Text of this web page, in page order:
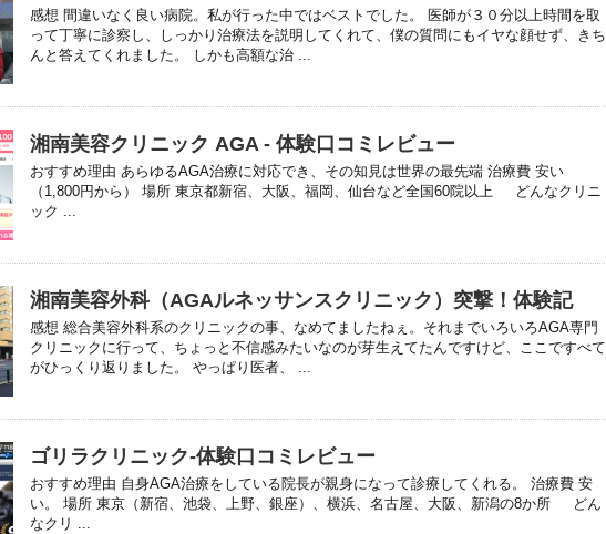
感想 間違いなく良い病院。私が行った中ではベストでした。 医師が３０分以上時間を取
って丁寧に診察し、しっかり治療法を説明してくれて、僕の質問にもイヤな顔せず、きち
んと答えてくれました。 しかも高額な治 ...
湘南美容クリニック AGA - 体験口コミレビュー
おすすめ理由 あらゆるAGA治療に対応でき、その知見は世界の最先端 治療費 安い
（1,800円から） 場所 東京都新宿、大阪、福岡、仙台など全国60院以上 どんなクリニ
ック ...
湘南美容外科（AGAルネッサンスクリニック）突撃！体験記
感想 総合美容外科系のクリニックの事、なめてましたねぇ。それまでいろいろAGA専門
クリニックに行って、ちょっと不信感みたいなのが芽生えてたんですけど、ここですべて
がひっくり返りました。 やっぱり医者、 ...
ゴリラクリニック-体験口コミレビュー
おすすめ理由 自身AGA治療をしている院長が親身になって診療してくれる。 治療費 安
い。 場所 東京（新宿、池袋、上野、銀座）、横浜、名古屋、大阪、新潟の8か所 どん
なクリ ...